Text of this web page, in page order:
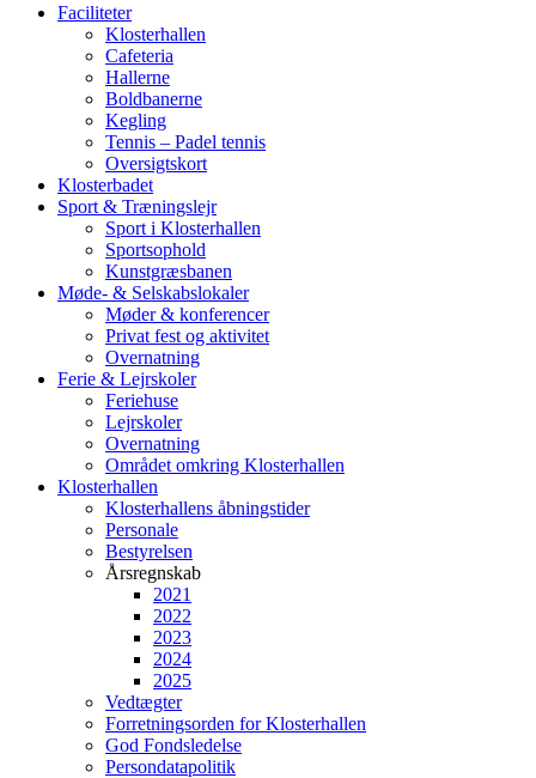
Faciliteter
Klosterhallen
Cafeteria
Hallerne
Boldbanerne
Kegling
Tennis – Padel tennis
Oversigtskort
Klosterbadet
Sport & Træningslejr
Sport i Klosterhallen
Sportsophold
Kunstgræsbanen
Møde- & Selskabslokaler
Møder & konferencer
Privat fest og aktivitet
Overnatning
Ferie & Lejrskoler
Feriehuse
Lejrskoler
Overnatning
Området omkring Klosterhallen
Klosterhallen
Klosterhallens åbningstider
Personale
Bestyrelsen
Årsregnskab
2021
2022
2023
2024
2025
Vedtægter
Forretningsorden for Klosterhallen
God Fondsledelse
Persondatapolitik